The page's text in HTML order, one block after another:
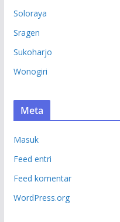
Soloraya
Sragen
Sukoharjo
Wonogiri
Meta
Masuk
Feed entri
Feed komentar
WordPress.org